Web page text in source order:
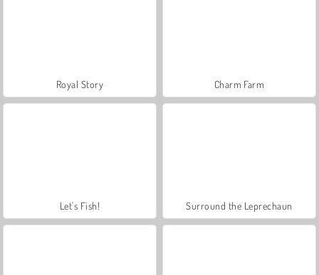
Royal Story Charm Farm
Let's Fish! Surround the Leprechaun